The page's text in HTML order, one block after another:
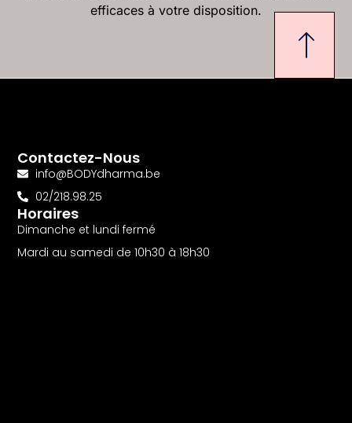
efficaces à votre disposition.
Contactez-Nous
info@BODYdharma.be
02/218.98.25
Horaires
Dimanche et lundi fermé
Mardi au samedi de 10h30 à 18h30